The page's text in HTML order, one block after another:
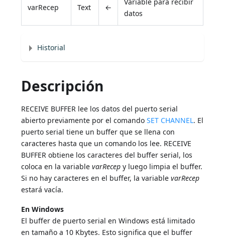
varRecep Text ←
datos
Historial
Descripción
RECEIVE BUFFER lee los datos del puerto serial
abierto previamente por el comandoSET CHANNEL. El
puerto serial tiene un buffer que se llena con
caracteres hasta que un comando los lee. RECEIVE
BUFFER obtiene los caracteres del buffer serial, los
coloca en la variablevarRecep y luego limpia el buffer.
Si no hay caracteres en el buffer, la variablevarRecep
estará vacía.
En Windows
El buffer de puerto serial en Windows está limitado
en tamaño a 10 Kbytes. Esto significa que el buffer